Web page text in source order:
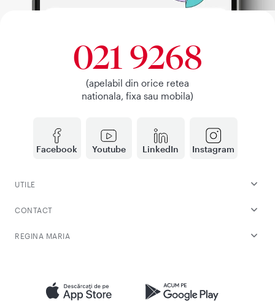
Facebook Youtube LinkedIn Instagram
021 9268
(apelabil din orice retea
nationala, fixa sau mobila)
UTILE
CONTACT
REGINA MARIA